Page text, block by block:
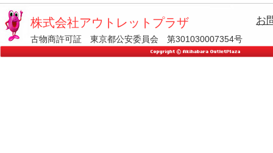
株式会社アウトレットプラザ
古物商許可証 東京都公安委員会 第301030007354号
お